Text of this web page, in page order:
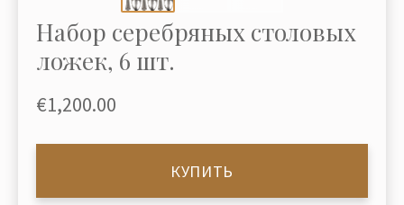
Набор серебряных столовых
ложек, 6 шт.
€1,200.00
КУПИТЬ